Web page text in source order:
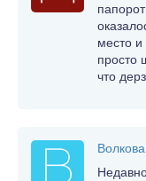
место
просто
что